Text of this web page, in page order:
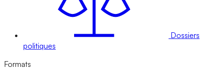
Dossiers
politiques
Formats